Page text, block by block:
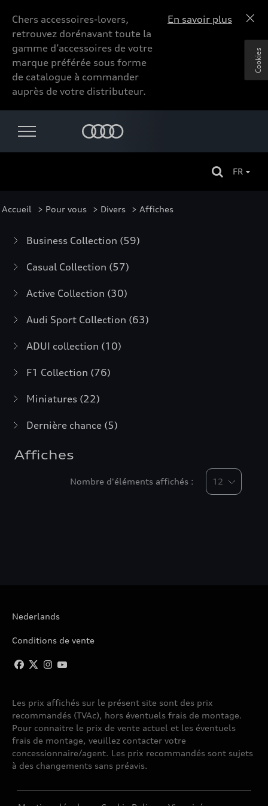
Chers accessoires-lovers,
retrouvez dorénavant toute la
gamme d’accessoires de votre
marque préférée sous forme
de catalogue à commander
auprès de votre distributeur.
En savoir plus
FR
Accueil > Pour vous > Divers > Affiches
Business Collection (59)
Casual Collection (57)
Active Collection (30)
Audi Sport Collection (63)
ADUI collection (10)
F1 Collection (76)
Miniatures (22)
Dernière chance (5)
Affiches
Nombre d'éléments affichés :
Nederlands
Conditions de vente
Les prix affichés sur le présent site sont des prix
recommandés (TVAc), hors éventuels frais de montage.
Pour connaitre le prix de vente actuel et les éventuels
frais de montage, veuillez contacter votre
concessionnaire/agent. Les prix recommandés sont sujets
à des changements sans préavis.
Cookies